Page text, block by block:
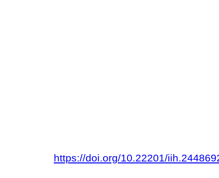
https://doi.org/10.22201/